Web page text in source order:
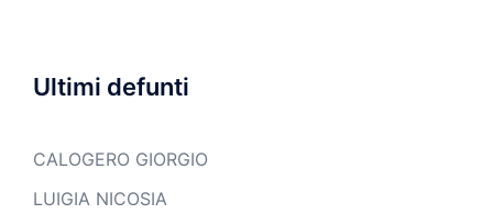
Ultimi defunti
CALOGERO GIORGIO
LUIGIA NICOSIA